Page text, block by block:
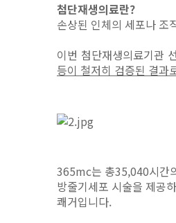
첨단재생의료란?
손상된 인체의 세포나 조
이번 첨단재생의료기관
등이 철저히 검증된 결과
365mc는 총35,040시간
방줄기세포 시술을 제공
쾌거입니다.